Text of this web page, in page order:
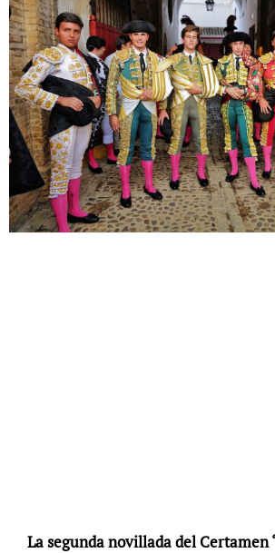
La segunda novillada del Certamen